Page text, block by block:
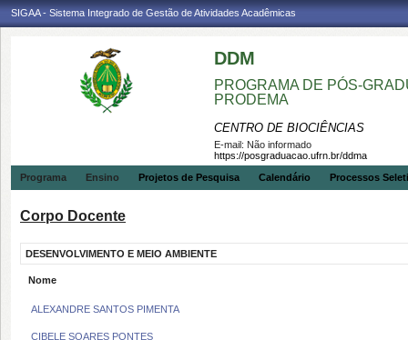
SIGAA - Sistema Integrado de Gestão de Atividades Acadêmicas
DDM
PROGRAMA DE PÓS-
PRODEMA
CENTRO DE BIOCIÊNCIAS
E-mail: Não informado
https://posgraduacao.ufrn.br/ddma
Programa
Ensino Projetos de Pesquisa Calendário Processos
Corpo Docente
DESENVOLVIMENTO E MEIO AMBIENTE
Nome
ALEXANDRE SANTOS PIMENTA
CIBELE SOARES PONTES